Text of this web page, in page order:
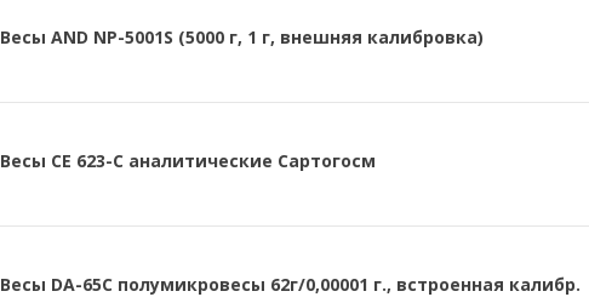
Весы AND NP-5001S (5000 г, 1 г, внешняя калибровка)
Весы CE 623-C аналитические Сартогосм
Весы DA-65C полумикровесы 62г/0,00001 г., встроенная калибр.